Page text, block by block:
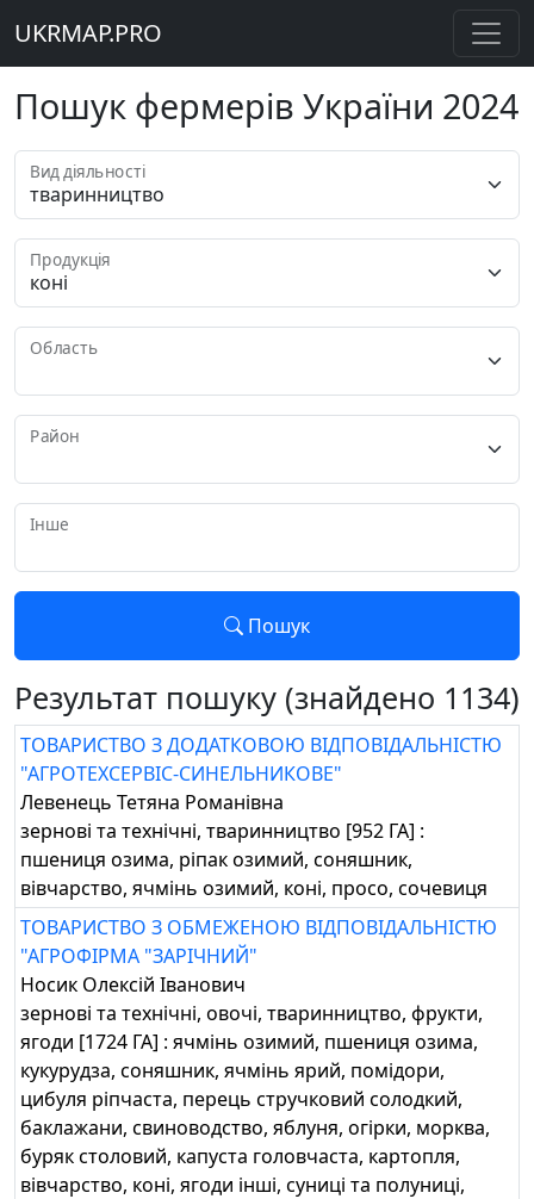
UKRMAP.PRO
Пошук фермерів України 2024
Вид діяльності
Продукція
Область
Район
Інше
Пошук
Результат пошуку (знайдено 1134)
ТОВАРИСТВО З ДОДАТКОВОЮ ВІДПОВІДАЛЬНІСТЮ
"АГРОТЕХСЕРВІС-СИНЕЛЬНИКОВЕ"
Левенець Тетяна Романівна
зернові та технічні, тваринництво [952 ГА] :
пшениця озима, ріпак озимий, соняшник,
вівчарство, ячмінь озимий, коні, просо, сочевиця
ТОВАРИСТВО З ОБМЕЖЕНОЮ ВІДПОВІДАЛЬНІСТЮ
"АГРОФІРМА "ЗАРІЧНИЙ"
Носик Олексій Іванович
зернові та технічні, овочі, тваринництво, фрукти,
ягоди [1724 ГА] : ячмінь озимий, пшениця озима,
кукурудза, соняшник, ячмінь ярий, помідори,
цибуля ріпчаста, перець стручковий солодкий,
баклажани, свиноводство, яблуня, огірки, морква,
буряк столовий, капуста головчаста, картопля,
вівчарство, коні, ягоди інші, суниці та полуниці,